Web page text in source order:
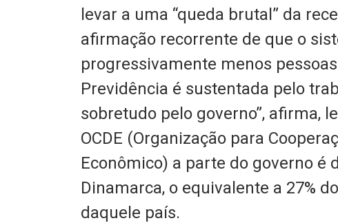
levar a uma “queda brutal” da
afirmação recorrente de que o
progressivamente menos
Previdência é sustentada pelo
sobretudo pelo governo”, afirma,
OCDE (Organização para
Econômico) a parte do governo é
Dinamarca, o equivalente a 27%
daquele país.